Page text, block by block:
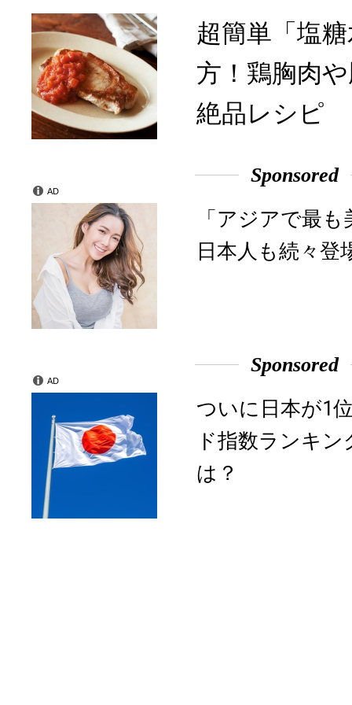
超簡単「塩
方！鶏胸肉
絶品レシピ
Sponsored
「アジアで最
日本人も続々登
AD
Sponsored
ついに日本が1
ド指数ランキ
は？
AD